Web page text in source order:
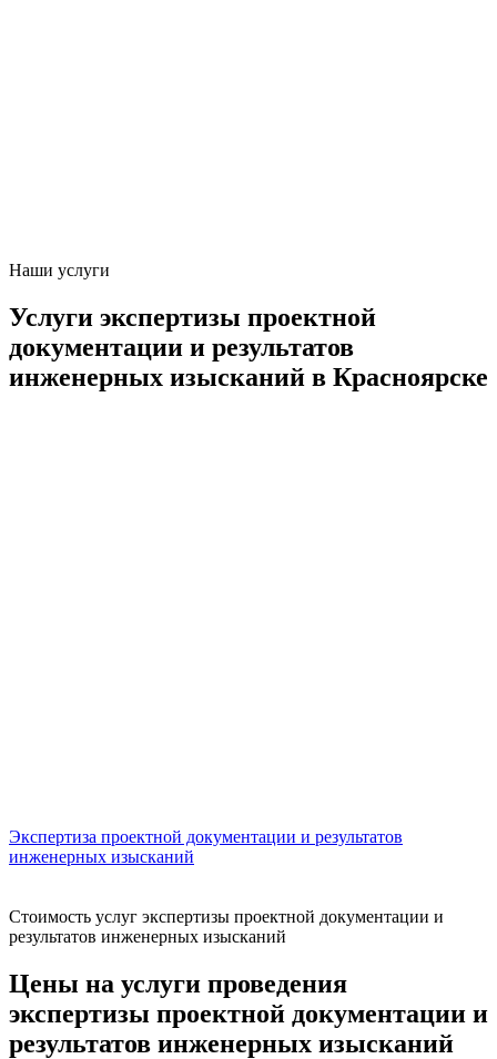
Наши услуги
Услуги экспертизы проектной
документации и результатов
инженерных изысканий в Красноярске
Экспертиза проектной документации и результатов
инженерных изысканий
Стоимость услуг экспертизы проектной документации и
результатов инженерных изысканий
Цены на услуги проведения
экспертизы проектной документации и
результатов инженерных изысканий